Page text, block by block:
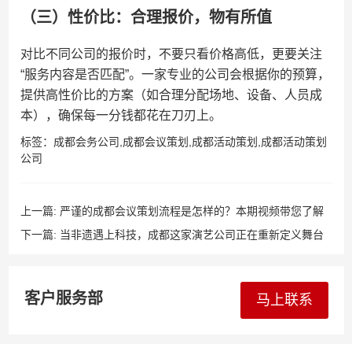
（三）性价比：合理报价，物有所值
对比不同公司的报价时，不要只看价格高低，更要关注
“服务内容是否匹配”。一家专业的公司会根据你的预算，
提供高性价比的方案（如合理分配场地、设备、人员成
本），确保每一分钱都花在刀刃上。
标签： 成都会务公司 成都会议策划 成都活动策划 成都活动策划
公司
上一篇: 严谨的成都会议策划流程是怎样的？本期视频带您了解
我们的标准服务！
下一篇: 当非遗遇上科技，成都这家演艺公司正在重新定义舞台​​
客户服务部 马上联系